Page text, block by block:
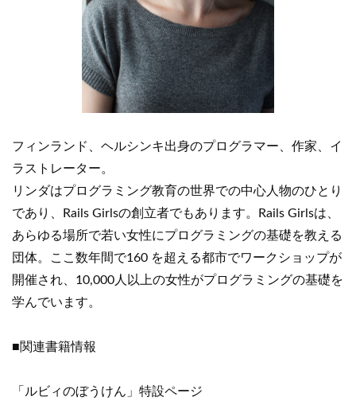
フィンランド、ヘルシンキ出身のプログラマー、作家、イ
ラストレーター。
リンダはプログラミング教育の世界での中心人物のひとり
であり、Rails Girlsの創立者でもあります。Rails Girlsは、
あらゆる場所で若い女性にプログラミングの基礎を教える
団体。ここ数年間で160 を超える都市でワークショップが
開催され、10,000人以上の女性がプログラミングの基礎を
学んでいます。
■関連書籍情報
「ルビィのぼうけん」特設ページ